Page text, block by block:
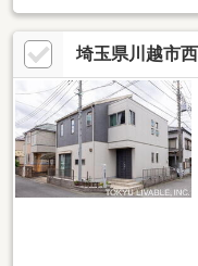
立仙波小学校・・・・・
川越第一中学校・・・・
ロ・・・・・・・・徒歩
ン・・・・・・・・・・
川越仙波店・・・・・徒
川越仙波町２丁目店・・
内科・・・・・・・・徒歩
埼玉県川越市